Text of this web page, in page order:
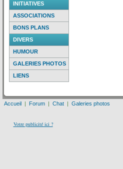
INITIATIVES
ASSOCIATIONS
BONS PLANS
DIVERS
HUMOUR
GALERIES PHOTOS
LIENS
Accueil | Forum | Chat | Galeries photos
Votre publicité ici ?